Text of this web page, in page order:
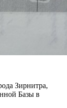
Зирнитра,
Базы в